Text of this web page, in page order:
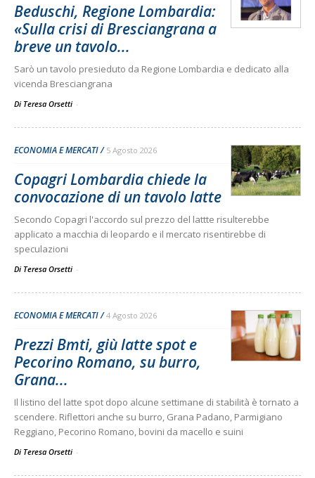
Beduschi, Regione Lombardia:
«Sulla crisi di Bresciangrana a
breve un tavolo...
Sarò un tavolo presieduto da Regione Lombardia e dedicato alla
vicenda Bresciangrana
Di Teresa Orsetti -
ECONOMIA E MERCATI 5 Agosto 2026
Copagri Lombardia chiede la
convocazione di un tavolo latte
Secondo Copagri l'accordo sul prezzo del lattte risulterebbe
applicato a macchia di leopardo e il mercato risentirebbe di
speculazioni
Di Teresa Orsetti -
ECONOMIA E MERCATI 4 Agosto 2026
Prezzi Bmti, giù latte spot e
Pecorino Romano, su burro,
Grana...
Il listino del latte spot dopo alcune settimane di stabilità è tornato a
scendere. Riflettori anche su burro, Grana Padano, Parmigiano
Reggiano, Pecorino Romano, bovini da macello e suini
Di Teresa Orsetti -